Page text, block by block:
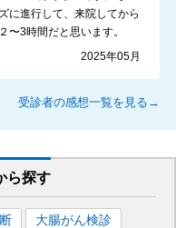
に進行して、来院してから
〜3時間だと思います。
2025年05月
受診者の感想一覧を見る→
ら探す
大腸がん検診